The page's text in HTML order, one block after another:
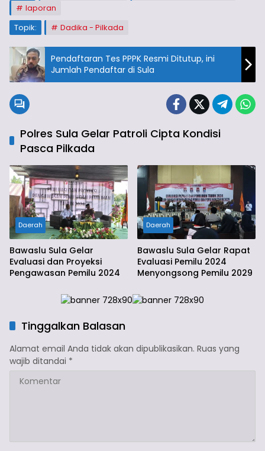
laporan
Topik:
Dadika - Pilkada
Pendaftaran Tes PPPK Resmi Ditutup, ini
Jumlah Pendaftar di Sula
Polres Sula Gelar Patroli Cipta Kondisi
Pasca Pilkada
Daerah
Bawaslu Sula Gelar
Evaluasi dan Proyeksi
Pengawasan Pemilu 2024
Daerah
Bawaslu Sula Gelar Rapat
Evaluasi Pemilu 2024
Menyongsong Pemilu 2029
Tinggalkan Balasan
Alamat email Anda tidak akan dipublikasikan. Ruas yang
wajib ditandai *